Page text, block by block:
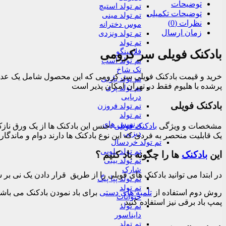
تم تولد استیچ
تم تولد مینی
موس دخترانه
تم تولد ونزدی
تم تولد
فلامینگو
تم تولد اسب
تک شاخ
تم تولد باربی
تم تولد پری
دریایی
تم تولد فروزن
تم تولد
پرنسس های
دیزنی
تم تولد خردسال
تم تولد بلویی
تم تولد بیبی
شارک
تم تولد پپا پیگ
تم تولد
حیوانات
تم تولد
دایناسور
تم تولد
توضیحات
توضیحات تکمیلی
نظرات (0)
زمان ارسال
بادکنک فویلی سر کرومی
پرشده با هلیوم فقط در تهران امکان پذیر است
بادکنک فویلی
مشخصات و ویژگی بادکنک فویلی:جنس این بادکنک ها از یک ورق
یک قابلیت منحصر به فردی که این نوع بادکنک ها دارند دوام و
این بادکنک ها را چگونه باد کنیم ؟
در ابتدا می توانید بادکنک های فویلی را از طریق قرار دادن یک نی
روش دوم استفاده از تلمبه های دستی برای باد نمودن بادکنک می
پمپ باد برقی نیز استفاده کنید .